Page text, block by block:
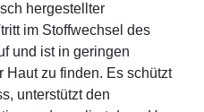
hergestellter
im Stoffwechsel des
und ist in geringen
Haut zu finden. Es schützt
unterstützt den